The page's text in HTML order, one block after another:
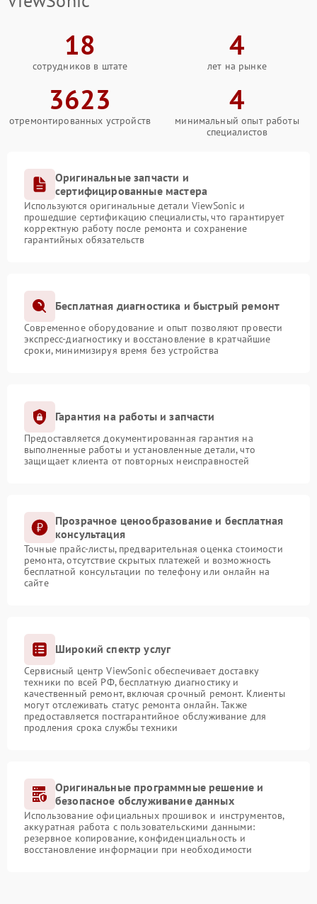
18
сотрудников в штате
4
лет на рынке
3623
отремонтированных устройств
4
минимальный опыт работы
специалистов
Оригинальные запчасти и
сертифицированные мастера
Используются оригинальные детали ViewSonic и
прошедшие сертификацию специалисты, что гарантирует
корректную работу после ремонта и сохранение
гарантийных обязательств
Бесплатная диагностика и быстрый ремонт
Современное оборудование и опыт позволяют провести
экспресс-диагностику и восстановление в кратчайшие
сроки, минимизируя время без устройства
Гарантия на работы и запчасти
Предоставляется документированная гарантия на
выполненные работы и установленные детали, что
защищает клиента от повторных неисправностей
Прозрачное ценообразование и бесплатная
консультация
Точные прайс-листы, предварительная оценка стоимости
ремонта, отсутствие скрытых платежей и возможность
бесплатной консультации по телефону или онлайн на
сайте
Широкий спектр услуг
Сервисный центр ViewSonic обеспечивает доставку
техники по всей РФ, бесплатную диагностику и
качественный ремонт, включая срочный ремонт. Клиенты
могут отслеживать статус ремонта онлайн. Также
предоставляется постгарантийное обслуживание для
продления срока службы техники
Оригинальные программные решение и
безопасное обслуживание данных
Использование официальных прошивок и инструментов,
аккуратная работа с пользовательскими данными:
резервное копирование, конфиденциальность и
восстановление информации при необходимости